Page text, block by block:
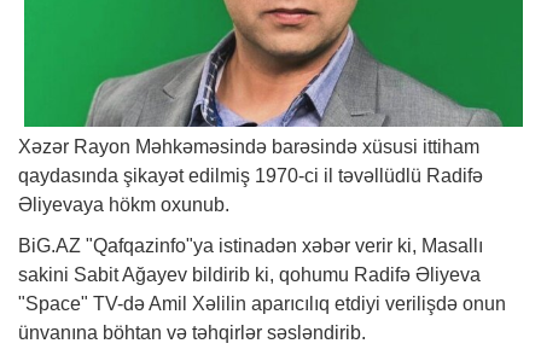
Xəzər Rayon Məhkəməsində barəsində xüsusi ittiham
qaydasında şikayət edilmiş 1970-ci il təvəllüdlü Radifə
Əliyevaya hökm oxunub.
BiG.AZ "Qafqazinfo"ya istinadən xəbər verir ki, Masallı
sakini Sabit Ağayev bildirib ki, qohumu Radifə Əliyeva
"Space" TV-də Amil Xəlilin aparıcılıq etdiyi verilişdə onun
ünvanına böhtan və təhqirlər səsləndirib.